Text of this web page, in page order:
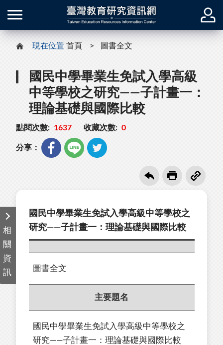
現在位置 首頁 圖書全文
國民中學畢業生免試入學高級
中等學校之研究——子計畫一：
理論基礎與國際比較
點閱次數: 1637 收藏次數: 0
分享：
相
關
資
訊
國民中學畢業生免試入學高級中等學校之
研究——子計畫一：理論基礎與國際比較
圖書全文
主要題名
國民中學畢業生免試入學高級中等學校之
研究——子計畫一：理論基礎與國際比較